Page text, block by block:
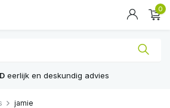
0
eerlijk en deskundig advies
jamie